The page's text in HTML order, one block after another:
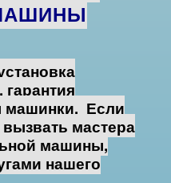
машинки. Если
вызвать мастера
машины,
нашего